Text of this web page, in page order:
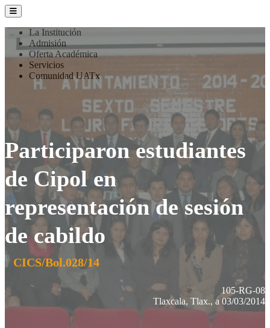
La Institución
Admisión
Oferta Académica
Servicios
Comunidad UATx
Participaron estudiantes
de Cipol en
representación de sesión
de cabildo
CICS/Bol.028/14
105-RG-08
Tlaxcala, Tlax., a 03/03/2014